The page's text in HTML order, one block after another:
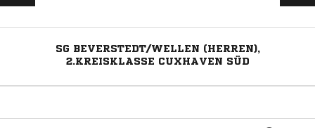
SG BEVERSTEDT/WELLEN (HERREN),
2.KREISKLASSE CUXHAVEN SÜD